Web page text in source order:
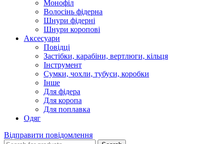
Монофіл
Волосінь фідерна
Шнури фідерні
Шнури коропові
Аксесуари
Повідці
Застібки, карабіни, вертлюги, кільця
Інструмент
Сумки, чохли, тубуси, коробки
Інше
Для фідера
Для коропа
Для поплавка
Одяг
Відправити повідомлення